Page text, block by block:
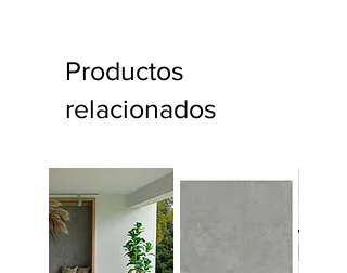
Productos
relacionados